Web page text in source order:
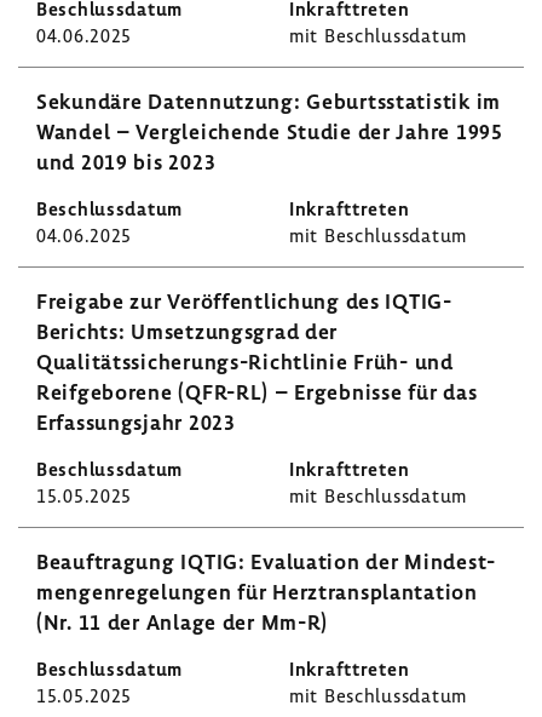
04.06.2025 mit Beschluss­datum
Sekun­däre Daten­nut­zung: Geburts­sta­tistik im
Wandel – Verglei­chende Studie der Jahre 1995
und 2019 bis 2023
04.06.2025 mit Beschluss­datum
Frei­gabe zur Veröf­fent­li­chung des IQTIG-​
Berichts: Umset­zungs­grad der
Qualitätssicherungs-​Richtlinie Früh- und
Reif­ge­bo­rene (QFR-RL) – Ergeb­nisse für das
Erfas­sungs­jahr 2023
15.05.2025 mit Beschluss­datum
Beauf­tra­gung IQTIG: Evalua­tion der Mindest­
men­gen­re­ge­lungen für Herz­trans­plan­ta­tion
(Nr. 11 der Anlage der Mm-R)
15.05.2025 mit Beschluss­datum